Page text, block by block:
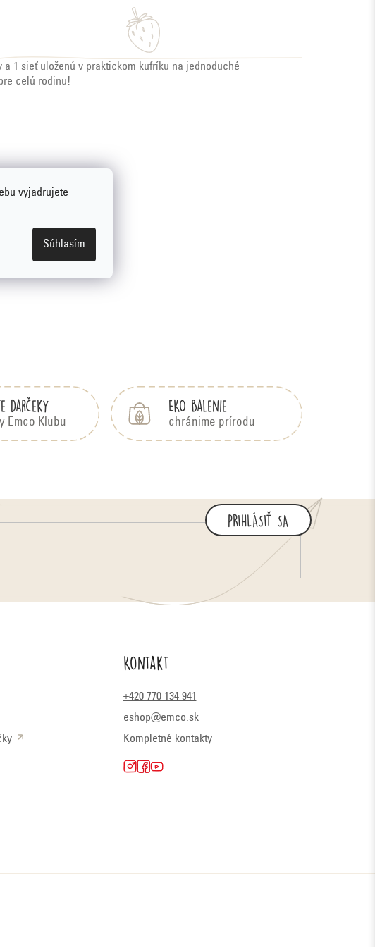
vyjadrujete
Súhlasím
1 sieť uloženú v praktickom kufríku na jednoduché
celú rodinu!
darčeky
Emco Klubu
EKO balenie
chránime prírodu
PRIHLÁSIŤ SA
Kontakt
+420 770 134 941
eshop@emco.sk
Kompletné kontakty